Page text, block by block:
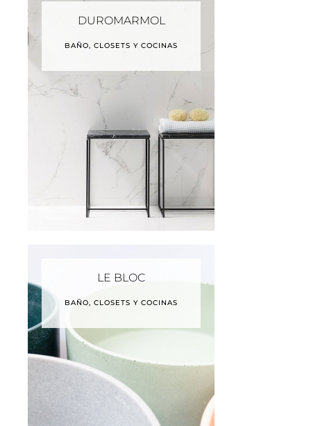
DUROMARMOL
BAÑO, CLOSETS Y COCINAS
LE BLOC
BAÑO, CLOSETS Y COCINAS